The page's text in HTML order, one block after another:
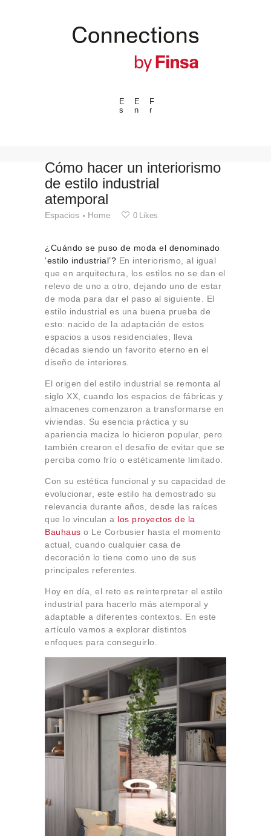
E
s
E
n
F
r
---ENLACES---
Eventos
Espacios
Materiales
Tecnologia
Colaboraciones
Sobre Connections
by Finsa
Contacto
Cómo hacer un interiorismo
de estilo industrial
atemporal
Espacios Home 0 Likes
¿Cuándo se puso de moda el denominado
‘estilo industrial’? En interiorismo, al igual
que en arquitectura, los estilos no se dan el
relevo de uno a otro, dejando uno de estar
de moda para dar el paso al siguiente. El
estilo industrial es una buena prueba de
esto: nacido de la adaptación de estos
espacios a usos residenciales, lleva
décadas siendo un favorito eterno en el
diseño de interiores.
El origen del estilo industrial se remonta al
siglo XX, cuando los espacios de fábricas y
almacenes comenzaron a transformarse en
viviendas. Su esencia práctica y su
apariencia maciza lo hicieron popular, pero
también crearon el desafío de evitar que se
perciba como frío o estéticamente limitado.
Con su estética funcional y su capacidad de
evolucionar, este estilo ha demostrado su
relevancia durante años, desde las raíces
que lo vinculan a los proyectos de la
Bauhaus o Le Corbusier hasta el momento
actual, cuando cualquier casa de
decoración lo tiene como uno de sus
principales referentes.
Hoy en día, el reto es reinterpretar el estilo
industrial para hacerlo más atemporal y
adaptable a diferentes contextos. En este
artículo vamos a explorar distintos
enfoques para conseguirlo.